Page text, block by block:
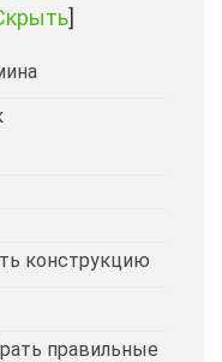
]
конструкцию
правильные